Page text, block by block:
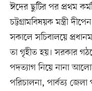
ঈদের ছুটির পর প্রথম
চট্টগ্রামবিষয়ক মন্ত্রী
সকালে সচিবালয়ে
তা গৃহীত হয়। সরকার
পদত্যাগ নিয়ে নানা
পরিচালনা, পার্বত্য